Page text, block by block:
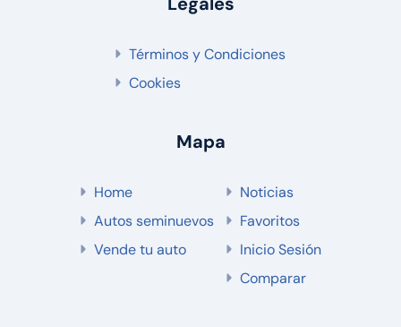
Términos y Condiciones
Cookies
Mapa
Home
Autos seminuevos
Vende tu auto
Noticias
Favoritos
Inicio Sesión
Comparar